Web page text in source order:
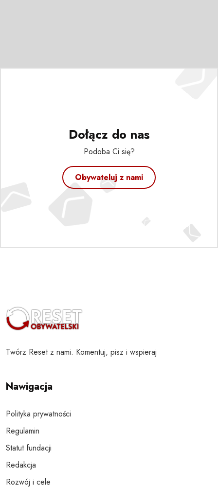
Dołącz do nas
Podoba Ci się?
Obywateluj z nami
Twórz Reset z nami. Komentuj, pisz i wspieraj
Nawigacja
Polityka prywatności
Regulamin
Statut fundacji
Redakcja
Rozwój i cele